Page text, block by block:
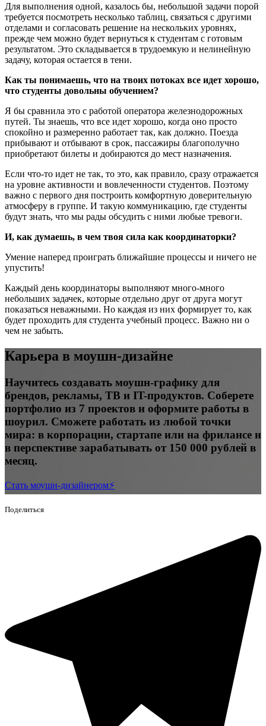
Для выполнения одной, казалось бы, небольшой задачи порой
требуется посмотреть несколько таблиц, связаться с другими
отделами и согласовать решение на нескольких уровнях,
прежде чем можно будет вернуться к студентам с готовым
результатом. Это складывается в трудоемкую и нелинейную
задачу, которая остается в тени.
Как ты понимаешь, что на твоих потоках все идет хорошо,
что студенты довольны обучением?
Я бы сравнила это с работой оператора железнодорожных
путей. Ты знаешь, что все идет хорошо, когда оно просто
спокойно и размеренно работает так, как должно. Поезда
прибывают и отбывают в срок, пассажиры благополучно
приобретают билеты и добираются до мест назначения.
Если что-то идет не так, то это, как правило, сразу отражается
на уровне активности и вовлеченности студентов. Поэтому
важно с первого дня построить комфортную доверительную
атмосферу в группе. И такую коммуникацию, где студенты
будут знать, что мы рады обсудить с ними любые тревоги.
И, как думаешь, в чем твоя сила как координаторки?
Умение наперед проиграть ближайшие процессы и ничего не
упустить!
Каждый день координаторы выполняют много-много
небольших задачек, которые отдельно друг от друга могут
показаться неважными. Но каждая из них формирует то, как
будет проходить для студента учебный процесс. Важно ни о
чем не забыть.
Карьера в моушн-дизайне
Научитесь создавать моушн-графику для
брендов, рекламы, ТВ и IT-продуктов. Соберете
портфолио из 7 проектов и оформите работы в
шоурил. Сможете работать из любой точки
мира: в корпорации, стартапе или на фрилансе и
в перспективе зарабатывать от 150 000 рублей в
месяц.
Стать моушн-дизайнером⚡️
Поделиться